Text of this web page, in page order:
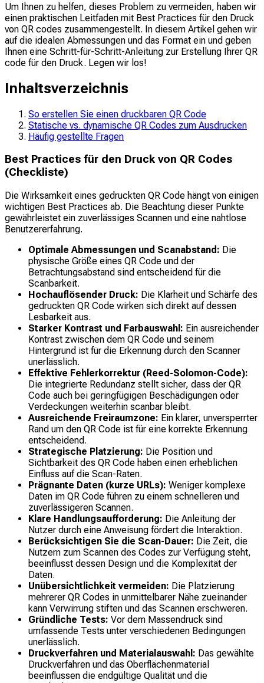
Um Ihnen zu helfen, dieses Problem zu vermeiden, haben wir
einen praktischen Leitfaden mit Best Practices für den Druck
von QR codes zusammengestellt. In diesem Artikel gehen wir
auf die idealen Abmessungen und das Format ein und geben
Ihnen eine Schritt-für-Schritt-Anleitung zur Erstellung Ihrer QR
code für den Druck. Legen wir los!
Inhaltsverzeichnis
So erstellen Sie einen druckbaren QR Code
Statische vs. dynamische QR Codes zum Ausdrucken
Häufig gestellte Fragen
Best Practices für den Druck von QR Codes
(Checkliste)
Die Wirksamkeit eines gedruckten QR Code hängt von einigen
wichtigen Best Practices ab. Die Beachtung dieser Punkte
gewährleistet ein zuverlässiges Scannen und eine nahtlose
Benutzererfahrung.
Optimale Abmessungen und Scanabstand: Die
physische Größe eines QR Code und der
Betrachtungsabstand sind entscheidend für die
Scanbarkeit.
Hochauflösender Druck: Die Klarheit und Schärfe des
gedruckten QR Code wirken sich direkt auf dessen
Lesbarkeit aus.
Starker Kontrast und Farbauswahl: Ein ausreichender
Kontrast zwischen dem QR Code und seinem
Hintergrund ist für die Erkennung durch den Scanner
unerlässlich.
Effektive Fehlerkorrektur (Reed-Solomon-Code):
Die integrierte Redundanz stellt sicher, dass der QR
Code auch bei geringfügigen Beschädigungen oder
Verdeckungen weiterhin scanbar bleibt.
Ausreichende Freiraumzone: Ein klarer, unversperrter
Rand um den QR Code ist für eine korrekte Erkennung
entscheidend.
Strategische Platzierung: Die Position und
Sichtbarkeit des QR Code haben einen erheblichen
Einfluss auf die Scan-Raten.
Prägnante Daten (kurze URLs): Weniger komplexe
Daten im QR Code führen zu einem schnelleren und
zuverlässigeren Scannen.
Klare Handlungsaufforderung: Die Anleitung der
Nutzer durch eine Anweisung fördert die Interaktion.
Berücksichtigen Sie die Scan-Dauer: Die Zeit, die
Nutzern zum Scannen des Codes zur Verfügung steht,
beeinflusst dessen Design und die Komplexität der
Daten.
Unübersichtlichkeit vermeiden: Die Platzierung
mehrerer QR Codes in unmittelbarer Nähe zueinander
kann Verwirrung stiften und das Scannen erschweren.
Gründliche Tests: Vor dem Massendruck sind
umfassende Tests unter verschiedenen Bedingungen
unerlässlich.
Druckverfahren und Materialauswahl: Das gewählte
Druckverfahren und das Oberflächenmaterial
beeinflussen die endgültige Qualität und die